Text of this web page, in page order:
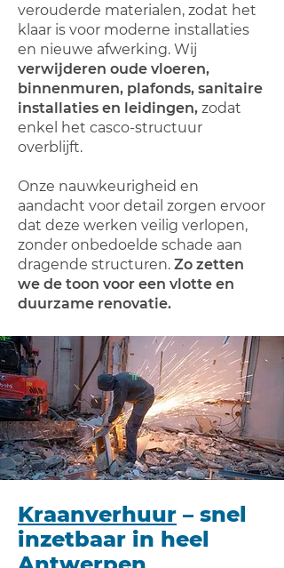
verouderde materialen, zodat het
klaar is voor moderne installaties
en nieuwe afwerking. Wij
verwijderen oude vloeren,
binnenmuren, plafonds, sanitaire
installaties en leidingen, zodat
enkel het casco‑structuur
overblijft.
Onze nauwkeurigheid en
aandacht voor detail zorgen ervoor
dat deze werken veilig verlopen,
zonder onbedoelde schade aan
dragende structuren. Zo zetten
we de toon voor een vlotte en
duurzame renovatie.
Kraanverhuur – snel
inzetbaar in heel